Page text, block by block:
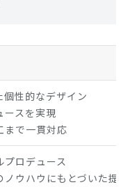
個性的なデザイン
ースを実現
まで一貫対応
プロデュース
ウハウにもとづいた提案